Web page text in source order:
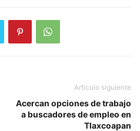
Artículo siguiente
Acercan opciones de trabajo
a buscadores de empleo en
Tlaxcoapan